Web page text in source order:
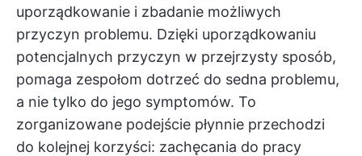
uporządkowanie i zbadanie możliwych
przyczyn problemu. Dzięki uporządkowaniu
potencjalnych przyczyn w przejrzysty sposób,
pomaga zespołom dotrzeć do sedna problemu,
a nie tylko do jego symptomów. To
zorganizowane podejście płynnie przechodzi
do kolejnej korzyści: zachęcania do pracy